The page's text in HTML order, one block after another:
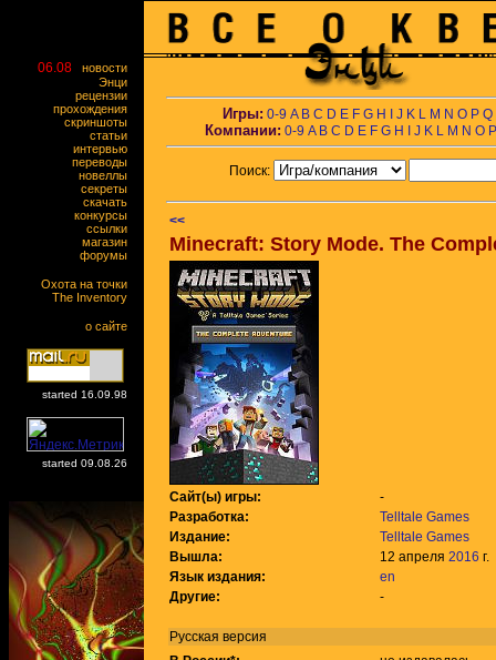
06.08
новости
Энци
рецензии
прохождения
скриншоты
статьи
интервью
переводы
новеллы
секреты
скачать
конкурсы
ссылки
магазин
форумы
Охота на точки
The Inventory
о сайте
started 16.09.98
started 09.08.26
Игры: 0-9 A B C D E F G H J K L M N O P Q
Компании: 0-9 A B C D E F G H J K L M N O P
Поиск:
<<
Minecraft: Story Mode. The
Сайт(ы) игры:
-
Разработка:
Telltale Games
Издание:
Telltale Games
Вышла:
12 апреля 2016 г.
Язык издания:
en
Другие:
-
Русская версия